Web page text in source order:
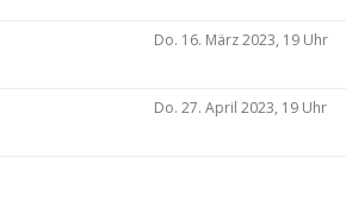
Do. 16. März 2023, 19 Uhr
Do. 27. April 2023, 19 Uhr